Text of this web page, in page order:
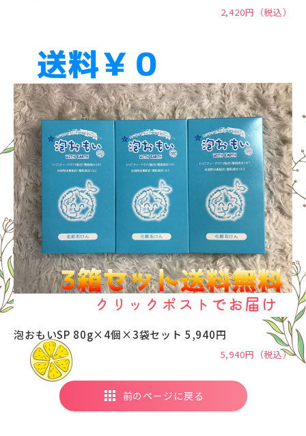
2,420円（税込）
泡おもいSP 80g×4個×3袋セット 5,940円
5,940円（税込）
前のページに戻る